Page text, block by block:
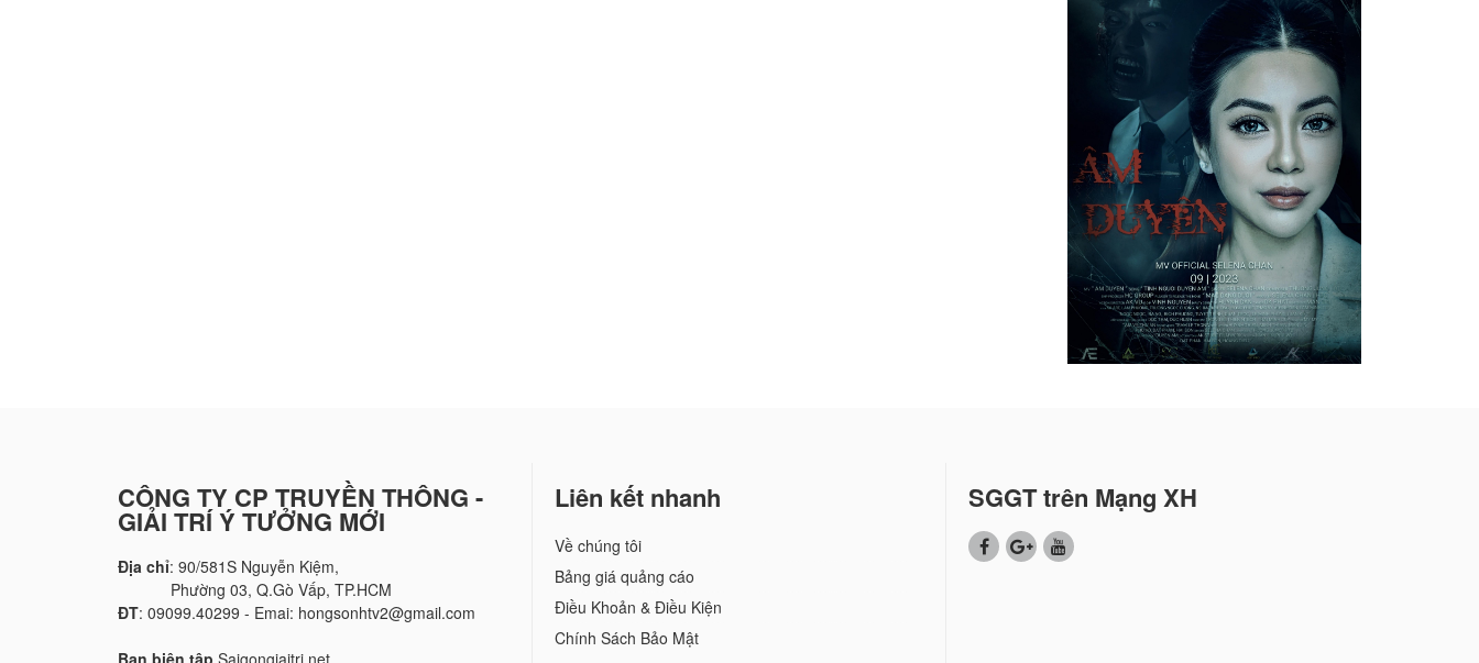
CÔNG TY CP TRUYỀN THÔNG -
GIẢI TRÍ Ý TƯỞNG MỚI
Địa chỉ: 90/581S Nguyễn Kiệm,
Phường 03, Q.Gò Vấp, TP.HCM
ĐT: 09099.40299 - Emai: hongsonhtv2@gmail.com
Liên kết nhanh
Về chúng tôi
Bảng giá quảng cáo
Điều Khoản & Điều Kiện
Chính Sách Bảo Mật
SGGT trên Mạng XH